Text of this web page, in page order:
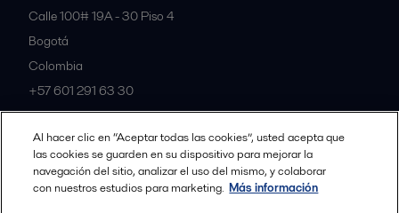
Calle 100# 19A - 30 Piso 4
Bogotá
Colombia
+57 601 291 63 30
All offices and partners
Al hacer clic en “Aceptar todas las cookies”, usted acepta que
las cookies se guarden en su dispositivo para mejorar la
navegación del sitio, analizar el uso del mismo, y colaborar
con nuestros estudios para marketing. Más información